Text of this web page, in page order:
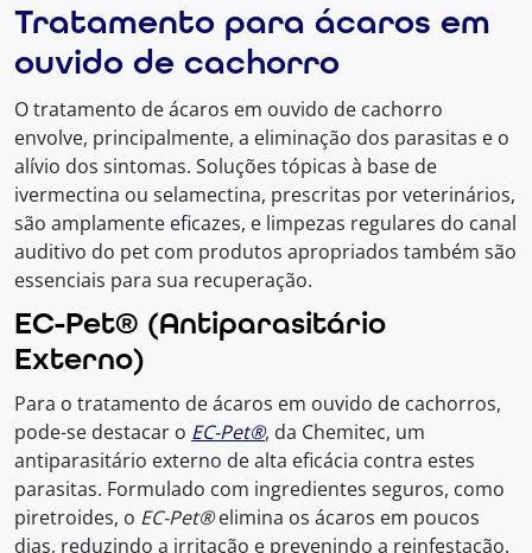
Tratamento para ácaros em
ouvido de cachorro
O tratamento de ácaros em ouvido de cachorro
envolve, principalmente, a eliminação dos parasitas e o
alívio dos sintomas. Soluções tópicas à base de
ivermectina ou selamectina, prescritas por veterinários,
são amplamente eficazes, e limpezas regulares do canal
auditivo do pet com produtos apropriados também são
essenciais para sua recuperação.
EC-Pet® (Antiparasitário
Externo)
Para o tratamento de ácaros em ouvido de cachorros,
pode-se destacar o EC-Pet®, da Chemitec, um
antiparasitário externo de alta eficácia contra estes
parasitas. Formulado com ingredientes seguros, como
piretroides, o EC-Pet®elimina os ácaros em poucos
dias, reduzindo a irritação e prevenindo a reinfestação.